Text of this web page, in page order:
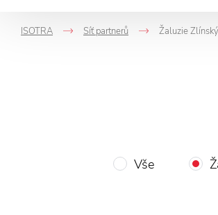
ISOTRA
->
Síť partnerů Žaluzie
Vše